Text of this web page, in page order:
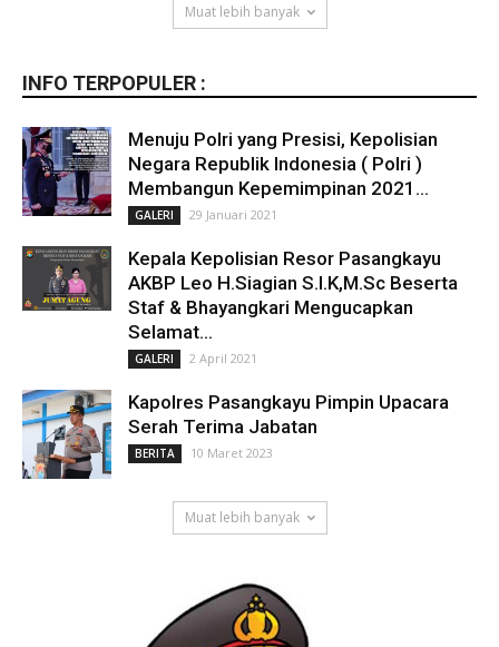
Muat lebih banyak
INFO TERPOPULER :
Menuju Polri yang Presisi, Kepolisian
Negara Republik Indonesia ( Polri )
Membangun Kepemimpinan 2021...
GALERI 29 Januari 2021
Kepala Kepolisian Resor Pasangkayu
AKBP Leo H.Siagian S.I.K,M.Sc Beserta
Staf & Bhayangkari Mengucapkan
Selamat...
GALERI 2 April 2021
Kapolres Pasangkayu Pimpin Upacara
Serah Terima Jabatan
BERITA 10 Maret 2023
Muat lebih banyak